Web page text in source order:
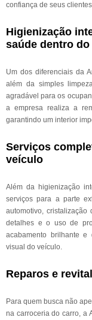
confiança de seus
Higienização
saúde dentro
Um dos diferenciais da
além da simples
agradável para os
a empresa realiza a
garantindo um interior
Serviços
veículo
Além da higienização
serviços para a parte
automotivo,
detalhes e o uso de
acabamento brilhante
visual do veículo.
Reparos e
Para quem busca não
na carroceria do carro, a